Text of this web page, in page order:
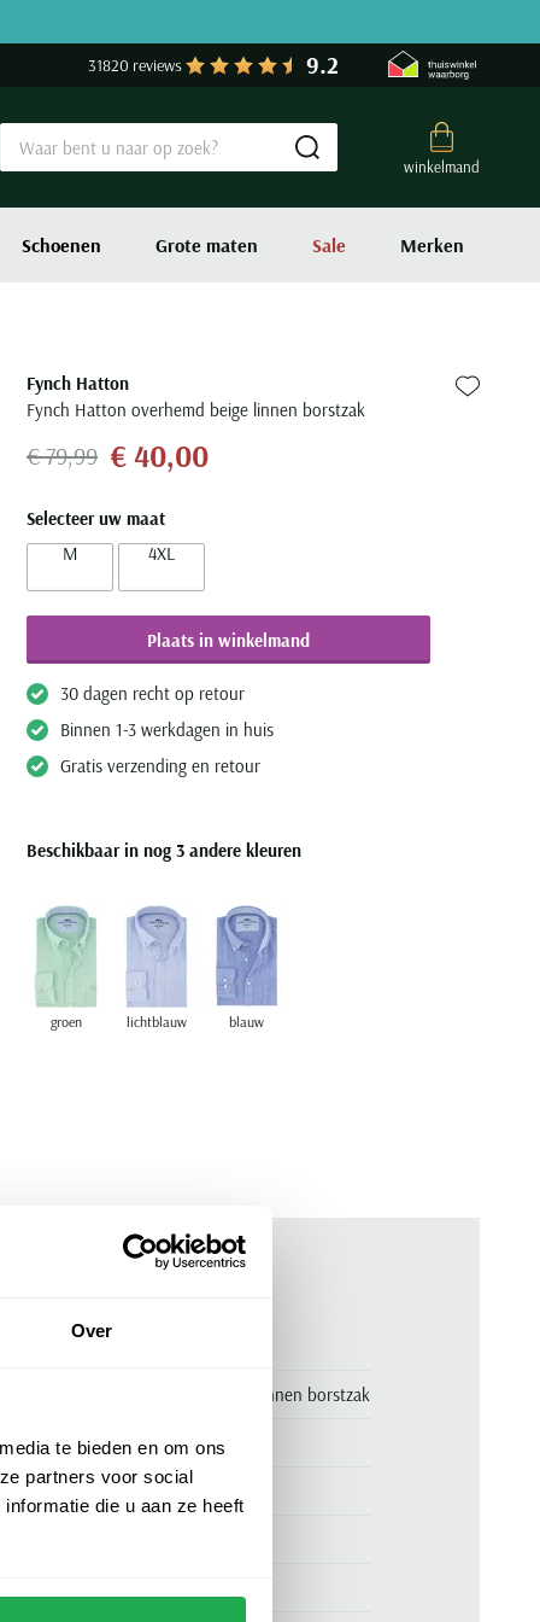
Over
te bieden en om ons
partners voor social
die u aan ze heeft
31820 reviews 9.2
winkelmand
Submit search
Schoenen Grote maten Sale Merken
Fynch Hatton
Fynch Hatton overhemd beige linnen borstzak
Zet bij
€ 79,99 € 40,00
Selecteer uw maat
M
4XL
Plaats in winkelmand
30 dagen recht op retour
Binnen 1-3 werkdagen in huis
Gratis verzending en retour
Beschikbaar in nog 3 andere kleuren
groen lichtblauw blauw
Fynch Hatton overhemd beige linnen borstzak
Fynch Hatton
100% linnen